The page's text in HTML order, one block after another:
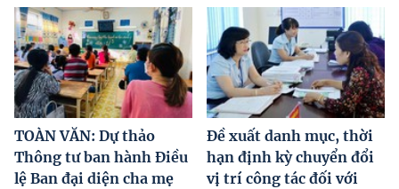
TOÀN VĂN: Dự thảo
Thông tư ban hành Điều
lệ Ban đại diện cha mẹ
Đề xuất danh mục, thời
hạn định kỳ chuyển đổi
vị trí công tác đối với